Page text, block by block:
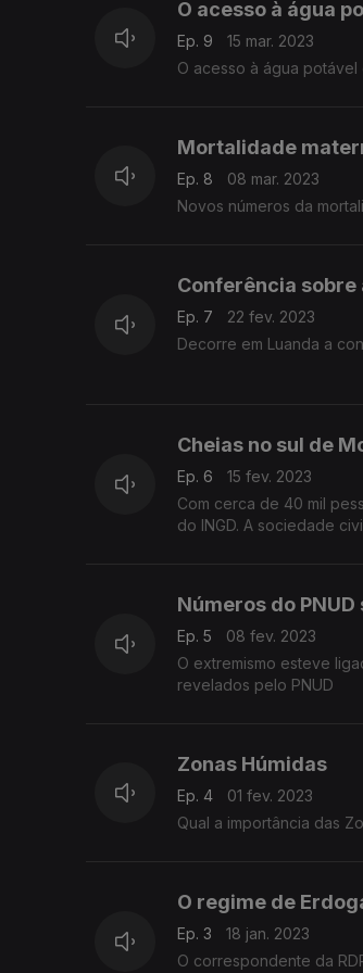
O acesso à água
Ep. 9
15 mar. 2023
O acesso à água
Mortalidade
Ep. 8
08 mar. 2023
Novos números da
Conferência
Ep. 7
22 fev. 2023
Decorre em Luanda a
Cheias no sul de
Ep. 6
15 fev. 2023
Com cerca de 40 mil
do INGD. A sociedade
Números do
Ep. 5
08 fev. 2023
O extremismo esteve ligado a mais de 4 mil ataques enrtre 2017 e 2021 em África, perto de 18.400 mortes. São números
revelados pelo PNUD
Zonas Húmidas
Ep. 4
01 fev. 2023
Qual a importância das
O regime de
Ep. 3
18 jan. 2023
O correspondente da